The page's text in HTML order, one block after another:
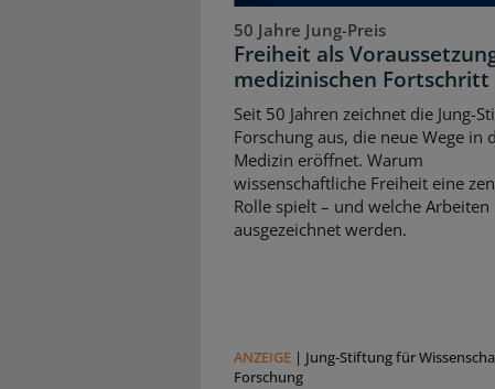
50 Jahre Jung-Preis
Freiheit als
medizinischen Fortschritt
Seit 50 Jahren zeichnet die Jung-
Forschung aus, die neue Wege in
Medizin eröffnet. Warum
wissenschaftliche Freiheit eine
Rolle spielt – und welche Arbeiten
ausgezeichnet werden.
ANZEIGE | Jung-Stiftung für
Forschung